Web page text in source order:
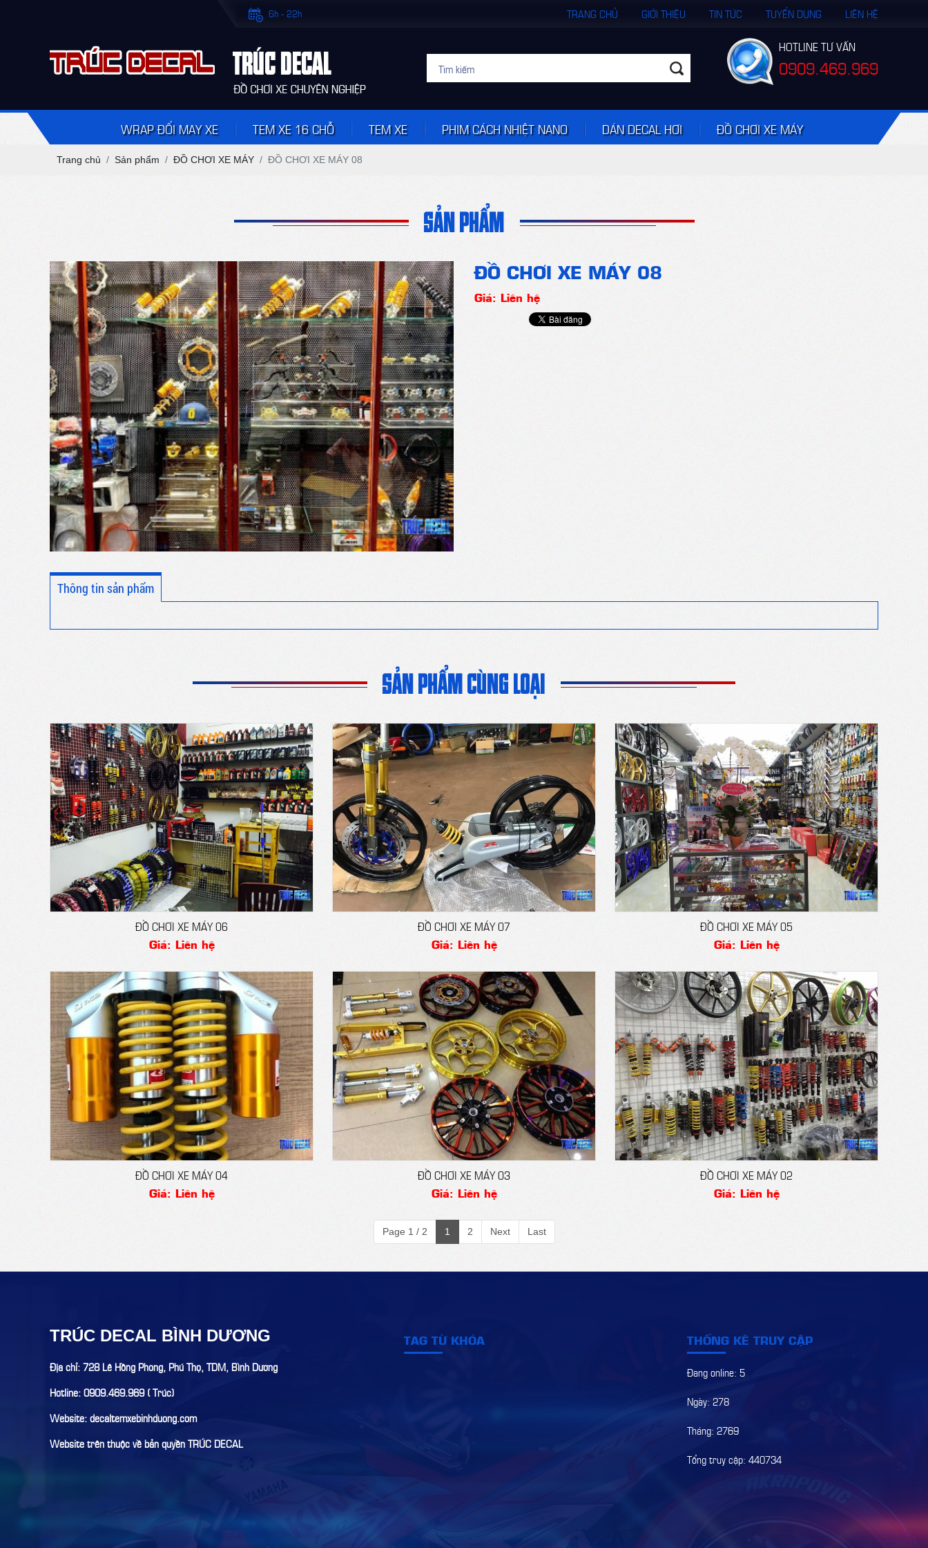
6h - 22h TRANG CHỦ GIỚI THIỆU TIN TỨC TUYỂN DỤNG LIÊN HỆ
HOTLINE TƯ VẤN
0909.469.969
WRAP ĐỔI MAY XE TEM XE 16 CHỖ TEM XE PHIM CÁCH NHIỆT NANO DÁN DECAL HƠI ĐỒ CHƠI XE MÁY
Trang chủ Sản phẩm ĐỒ CHƠI XE MÁY ĐỒ CHƠI XE MÁY 08
SẢN PHẨM
ĐỒ CHƠI XE MÁY 08
Giá: Liên hệ
Thông tin sản phẩm
SẢN PHẨM CÙNG LOẠI
ĐỒ CHƠI XE MÁY 06
Giá: Liên hệ
ĐỒ CHƠI XE MÁY 07
Giá: Liên hệ
ĐỒ CHƠI XE MÁY 05
Giá: Liên hệ
ĐỒ CHƠI XE MÁY 04
Giá: Liên hệ
ĐỒ CHƠI XE MÁY 03
Giá: Liên hệ
ĐỒ CHƠI XE MÁY 02
Giá: Liên hệ
Page 1 / 2 1 2 Next Last
TRÚC DECAL BÌNH DƯƠNG
Địa chỉ: 728 Lê Hồng Phong, Phú Thọ, TDM, Bình Dương
Hotline: 0909.469.969 ( Trúc)
Website: decaltemxebinhduong.com
Website trên thuộc về bản quyền TRÚC DECAL
TAG TỪ KHÓA THỐNG KÊ TRUY CẬP
Đang online: 5
Ngày: 278
Tháng: 2769
Tổng truy cập: 440734